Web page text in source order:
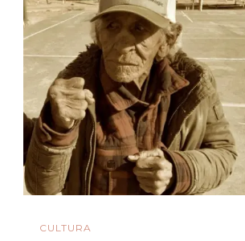
CULTURA